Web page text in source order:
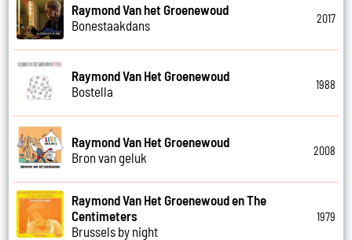
Raymond Van het Groenewoud
Bonestaakdans
2017
Raymond Van Het Groenewoud
Bostella
1988
Raymond Van Het Groenewoud
Bron van geluk
2008
Raymond Van Het Groenewoud en The
Centimeters
Brussels by night
1979